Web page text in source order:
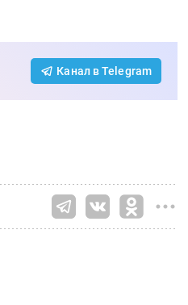
Канал в Telegram